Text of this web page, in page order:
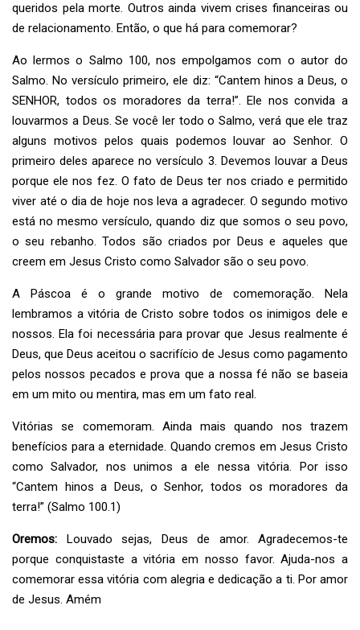
queridos pela morte. Outros ainda vivem crises financeiras ou
de relacionamento. Então, o que há para comemorar?
Ao lermos o Salmo 100, nos empolgamos com o autor do
Salmo. No versículo primeiro, ele diz: “Cantem hinos a Deus, o
SENHOR, todos os moradores da terra!”. Ele nos convida a
louvarmos a Deus. Se você ler todo o Salmo, verá que ele traz
alguns motivos pelos quais podemos louvar ao Senhor. O
primeiro deles aparece no versículo 3. Devemos louvar a Deus
porque ele nos fez. O fato de Deus ter nos criado e permitido
viver até o dia de hoje nos leva a agradecer. O segundo motivo
está no mesmo versículo, quando diz que somos o seu povo,
o seu rebanho. Todos são criados por Deus e aqueles que
creem em Jesus Cristo como Salvador são o seu povo.
A Páscoa é o grande motivo de comemoração. Nela
lembramos a vitória de Cristo sobre todos os inimigos dele e
nossos. Ela foi necessária para provar que Jesus realmente é
Deus, que Deus aceitou o sacrifício de Jesus como pagamento
pelos nossos pecados e prova que a nossa fé não se baseia
em um mito ou mentira, mas em um fato real.
Vitórias se comemoram. Ainda mais quando nos trazem
benefícios para a eternidade. Quando cremos em Jesus Cristo
como Salvador, nos unimos a ele nessa vitória. Por isso
“Cantem hinos a Deus, o Senhor, todos os moradores da
terra!” (Salmo 100.1)
Oremos: Louvado sejas, Deus de amor. Agradecemos-te
porque conquistaste a vitória em nosso favor. Ajuda-nos a
comemorar essa vitória com alegria e dedicação a ti. Por amor
de Jesus. Amém